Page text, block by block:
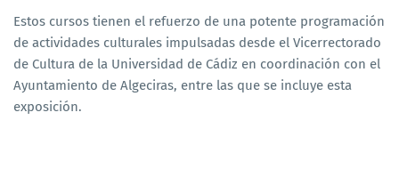
Estos cursos tienen el refuerzo de una potente programación
de actividades culturales impulsadas desde el Vicerrectorado
de Cultura de la Universidad de Cádiz en coordinación con el
Ayuntamiento de Algeciras, entre las que se incluye esta
exposición.